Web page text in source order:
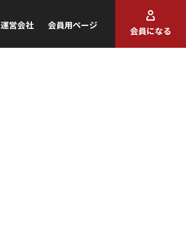
運営会社 会員用ページ
会員になる